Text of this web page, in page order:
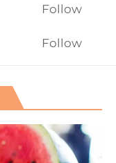
Follow
Follow